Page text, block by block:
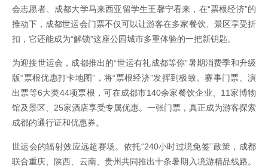
会志愿者、成都大学马来西亚留学生王馨宁看来，在“票根经济”的
推动下，成都世运会门票不仅可以让游客在多家餐饮、景区享受折
扣，它还能成为“解锁”这座公园城市多重体验的一把新钥匙。
为迎接世运会，成都推出的“世运有礼成都等你”暑期消费季和升级
版“票根优惠打卡地图”，将“票根经济”发挥到极致。赛事门票、演
出票等6大类44项票根，可在成都市140余家餐饮企业、11家博物
馆及景区、25家酒店享受专属优惠。一张门票，真正成为游客探索
成都的通行证和优惠券。
世运会的辐射效应远超赛场。依托“240小时过境免签”政策，成都
联合重庆、陕西、云南、贵州共同推出十条暑期入境游精品线路。